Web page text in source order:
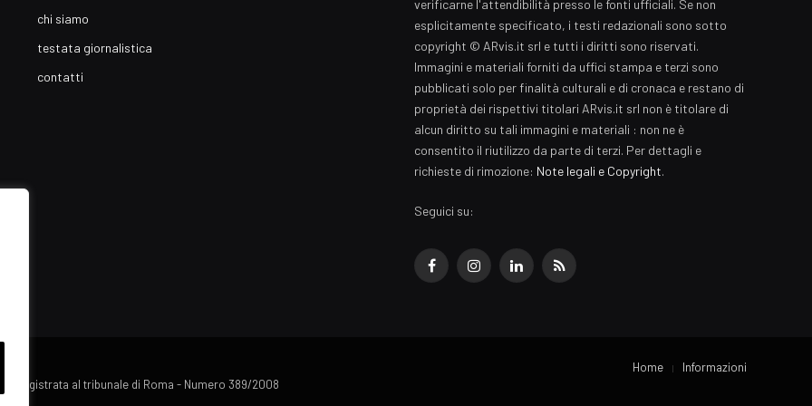
chi siamo
testata giornalistica
contatti
verificarne l'attendibilità presso le fonti ufficiali. Se non
esplicitamente specificato, i testi redazionali sono sotto
copyright © ARvis.it srl e tutti i diritti sono riservati.
Immagini e materiali forniti da uffici stampa e terzi sono
pubblicati solo per finalità culturali e di cronaca e restano di
proprietà dei rispettivi titolari ARvis.it srl non è titolare di
alcun diritto su tali immagini e materiali : non ne è
consentito il riutilizzo da parte di terzi. Per dettagli e
richieste di rimozione: Note legali e Copyright.
Seguici su:
FacebookInstagramLinkedInRSS
registrata al tribunale di Roma - Numero 389/2008
Home Informazioni